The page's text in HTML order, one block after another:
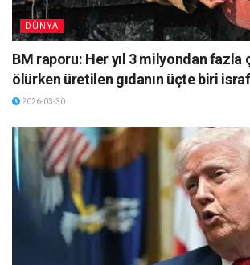
DÜNYA
BM raporu: Her yıl 3 milyondan fazla
ölürken üretilen gıdanın üçte biri
2026-03-30